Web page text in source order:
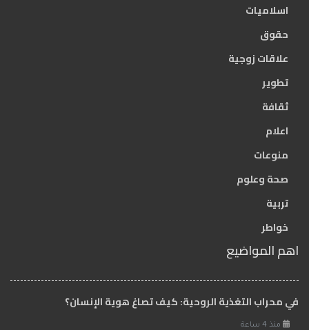
اسلاميات
حقوق
علاقات زوجية
تطوير
ثقافة
اعلام
منوعات
صحة وعلوم
تربية
خواطر
اهم المواضيع
في محراب التغذية الروحية: كيف تصاغ هوية الإنسان؟
منذ 4 ساعة